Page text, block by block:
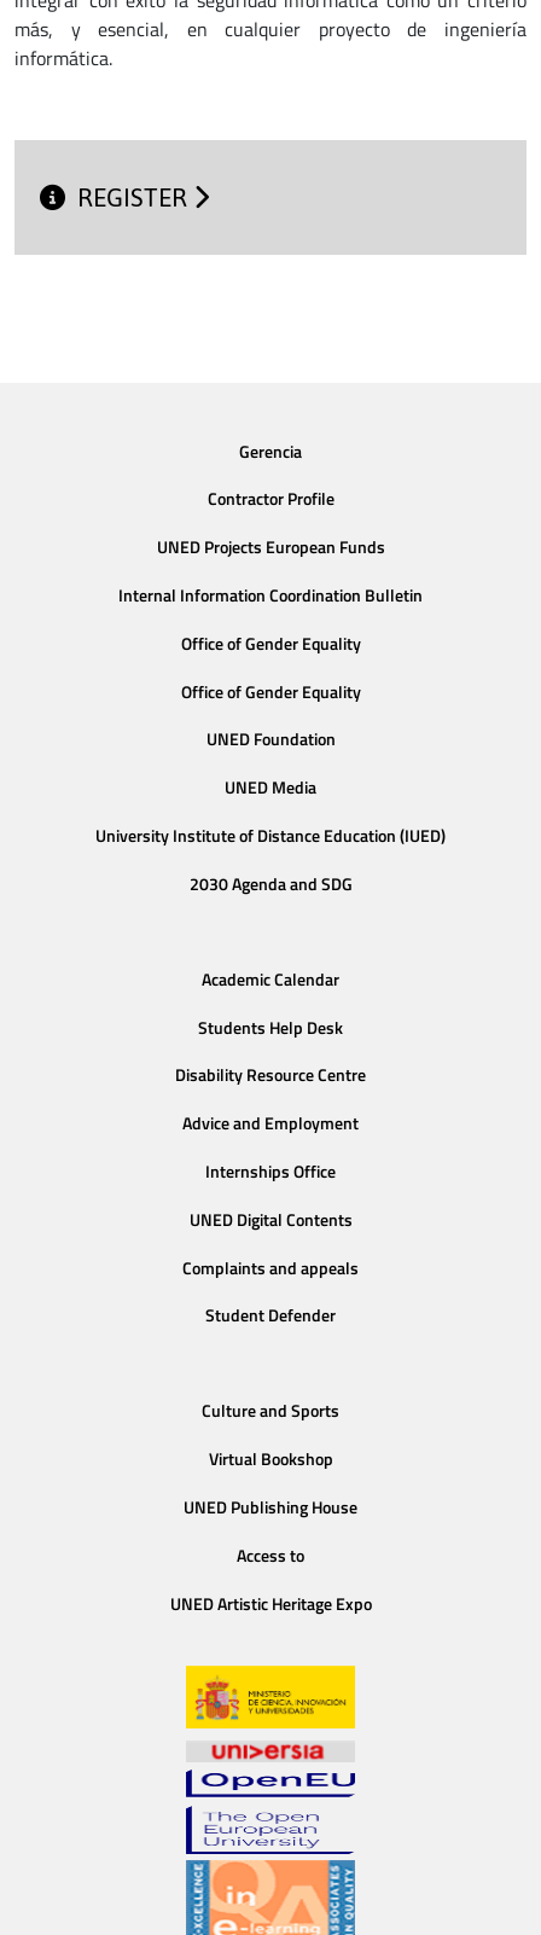
más, y esencial, en cualquier proyecto de ingeniería
informática.
REGISTER
Gerencia
Contractor Profile
UNED Projects European Funds
Internal Information Coordination Bulletin
Office of Gender Equality
Office of Gender Equality
UNED Foundation
UNED Media
University Institute of Distance Education (IUED)
2030 Agenda and SDG
Academic Calendar
Students Help Desk
Disability Resource Centre
Advice and Employment
Internships Office
UNED Digital Contents
Complaints and appeals
Student Defender
Culture and Sports
Virtual Bookshop
UNED Publishing House
Access to
UNED Artistic Heritage Expo